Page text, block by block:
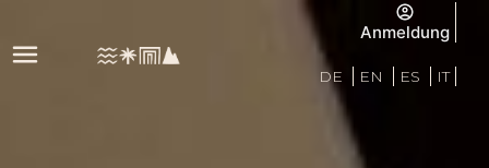
Anmeldung
DE EN ES IT